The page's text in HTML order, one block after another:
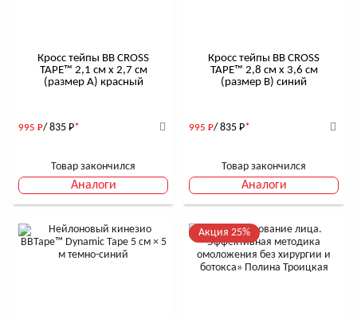
Кросс тейпы BB CROSS
TAPE™ 2,1 см x 2,7 см
(размер А) красный
995 Р/ 835 Р*
Товар закончился
Аналоги
Кросс тейпы BB CROSS
TAPE™ 2,8 см x 3,6 см
(размер B) синий
995 Р/ 835 Р*
Товар закончился
Аналоги
Акция 25%